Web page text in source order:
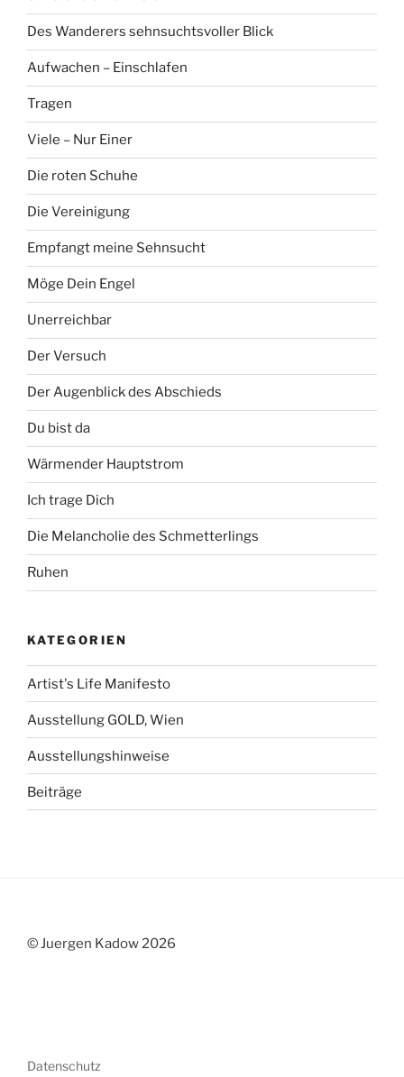
Des Wanderers sehnsuchtsvoller Blick
Aufwachen – Einschlafen
Tragen
Viele – Nur Einer
Die roten Schuhe
Die Vereinigung
Empfangt meine Sehnsucht
Möge Dein Engel
Unerreichbar
Der Versuch
Der Augenblick des Abschieds
Du bist da
Wärmender Hauptstrom
Ich trage Dich
Die Melancholie des Schmetterlings
Ruhen
KATEGORIEN
Artist's Life Manifesto
Ausstellung GOLD, Wien
Ausstellungshinweise
Beiträge
© Juergen Kadow 2026
Datenschutz